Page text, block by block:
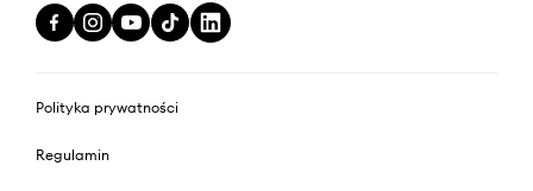
Polityka prywatności
Regulamin